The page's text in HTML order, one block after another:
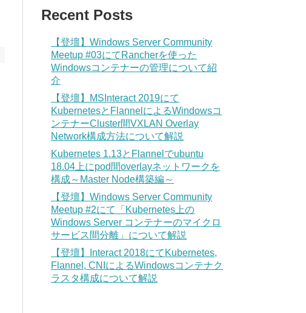
Recent Posts
【登壇】Windows Server Community
Meetup #03にてRancherを使った
Windowsコンテナーの管理について紹
介
【登壇】MSInteract 2019にて
KubernetesとFlannelによるWindowsコ
ンテナーCluster間VXLAN Overlay
Network構成方法について解説
Kubernetes 1.13とFlannelでubuntu
18.04上にpod間overlayネットワークを
構成～Master Node構築編～
【登壇】Windows Server Community
Meetup #2にて「Kubernetes上の
Windows Server コンテナーのマイクロ
サービス間分離」について解説
【登壇】Interact 2018にてKubernetes,
Flannel, CNIによるWindowsコンテナク
ラスタ構成について解説